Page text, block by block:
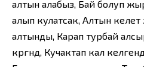
алтын алабыз, Бай болуп
алып кулатсак, Алтын
алтынды, Карап турбай
көргөндө, Кучактап кал